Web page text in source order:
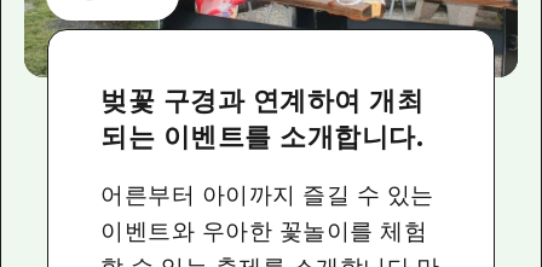
벚꽃 구경과 연계하여 개최
되는 이벤트를 소개합니다.
어른부터 아이까지 즐길 수 있는
이벤트와 우아한 꽃놀이를 체험